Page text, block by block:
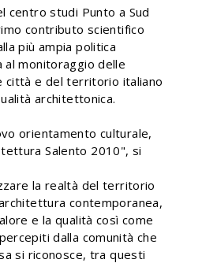
centro studi Punto a Sud
contributo scientifico
più ampia politica
al monitoraggio delle
città e del territorio italiano
architettonica.
orientamento culturale,
Salento 2010", si
la realtà del territorio
contemporanea,
e la qualità così come
dalla comunità che
si riconosce, tra questi